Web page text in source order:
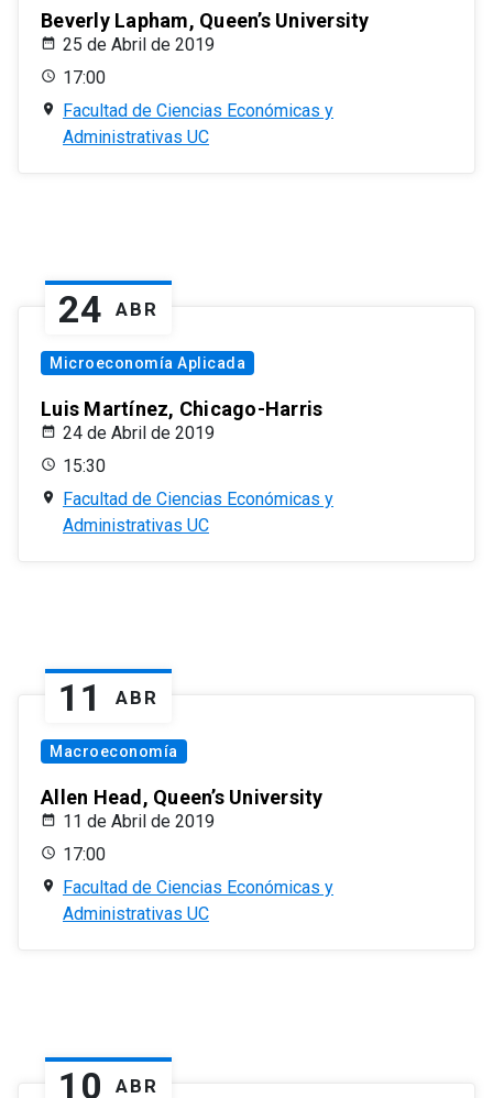
Beverly Lapham, Queen’s University
25 de Abril de 2019
17:00
Facultad de Ciencias Económicas y
Administrativas UC
24 ABR
Microeconomía Aplicada
Luis Martínez, Chicago-Harris
24 de Abril de 2019
15:30
Facultad de Ciencias Económicas y
Administrativas UC
11 ABR
Macroeconomía
Allen Head, Queen’s University
11 de Abril de 2019
17:00
Facultad de Ciencias Económicas y
Administrativas UC
10 ABR